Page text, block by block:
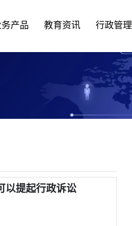
产品 教育资讯 行政管理
以提起行政诉讼